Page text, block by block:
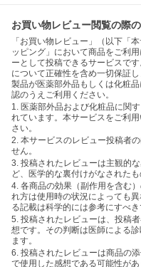
お買い物レビュー閲覧の際
「お買い物レビュー」（以下「
ッピング」において商品をご利
ーとして投稿できるサービスで
について正確性を含め一切保証
製品が医薬部外品もしくは化粧
認のうえご利用ください。
1. 医薬部外品および化粧品に関
れています。本サービスをご利
さい。
2. 本サービスのレビュー投稿者
せん。
3. 投稿されたレビューは主観的
ど、医学的な裏付けがなされたも
4. 各商品の効果（副作用を含む
れ方は使用時の状況によっても
る記載は科学的には参考にすべき
5. 投稿されたレビューは、投稿
想です。その判断は医師による
ます。
6. 投稿されたレビューは商品の
で使用した感想である可能性があ